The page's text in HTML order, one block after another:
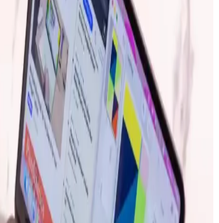
Performanslı Taşınabilir
Tartışmaları
4070 grafik kartı ve 128 GB RAM ile yüksek
4.200 dolarlık fiyatı ve 1.424 gram ağırlığıyla
açısından tartışma yaratıyor.
Donanım Sınırlı, Yazılım
Yaklaşım
yeniliklerini sınırlarken, yazılım
kullanıcılar için iPadOS deneyimini
Bu strateji cihazın potansiyelini artırmayı